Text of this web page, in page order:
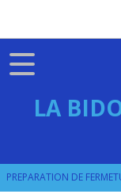
LA
PREPARATION DE